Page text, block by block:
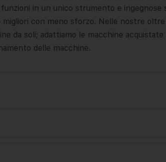
in un unico strumento e ingegnose
con meno sforzo. Nelle nostre
da soli; adattiamo le macchine
delle macchine.